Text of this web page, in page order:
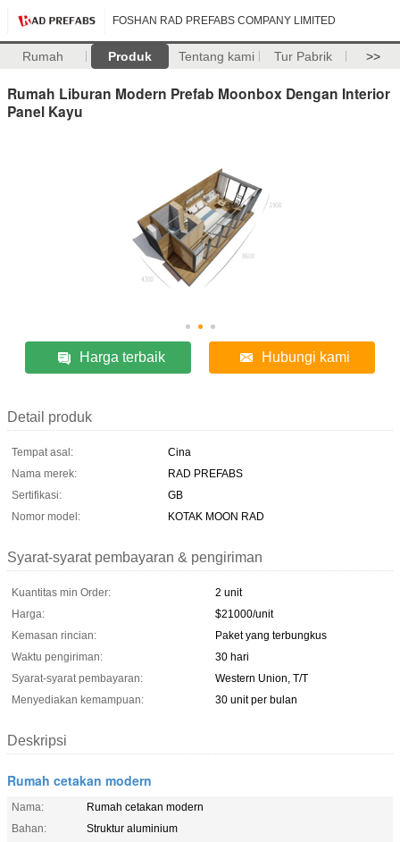
FOSHAN RAD PREFABS COMPANY LIMITED
Rumah Produk Tentang kami Tur Pabrik >>
Rumah Liburan Modern Prefab Moonbox Dengan Interior
Panel Kayu
Harga terbaik Hubungi kami
Detail produk
Tempat asal:
Cina
Nama merek:
RAD PREFABS
Sertifikasi:
GB
Nomor model:
KOTAK MOON RAD
Syarat-syarat pembayaran & pengiriman
Kuantitas min Order:
2 unit
Harga:
$21000/unit
Kemasan rincian:
Paket yang terbungkus
Waktu pengiriman:
30 hari
Syarat-syarat pembayaran:
Western Union, T/T
Menyediakan kemampuan:
30 unit per bulan
Deskripsi
Rumah cetakan modern
Nama:
Rumah cetakan modern
Bahan:
Struktur aluminium